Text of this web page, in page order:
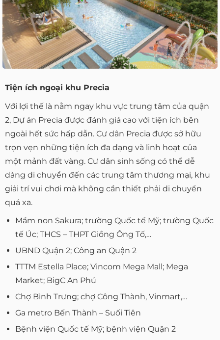
Tiện ích ngoại khu Precia
Với lợi thế là nằm ngay khu vực trung tâm của quận
2, Dự án Precia được đánh giá cao với tiện ích bên
ngoài hết sức hấp dẫn. Cư dân Precia được sở hữu
trọn vẹn những tiện ích đa dạng và linh hoạt của
một mảnh đất vàng. Cư dân sinh sống có thể dễ
dàng di chuyển đến các trung tâm thương mại, khu
giải trí vui chơi mà không cần thiết phải di chuyển
quá xa.
Mầm non Sakura; trường Quốc tế Mỹ; trường Quốc
tế Úc; THCS – THPT Giồng Ông Tố,…
UBND Quận 2; Công an Quận 2
TTTM Estella Place; Vincom Mega Mall; Mega
Market; BigC An Phú
Chợ Bình Trưng; chợ Công Thành, Vinmart,…
Ga metro Bến Thành – Suối Tiên
Bệnh viện Quốc tế Mỹ; bệnh viện Quận 2